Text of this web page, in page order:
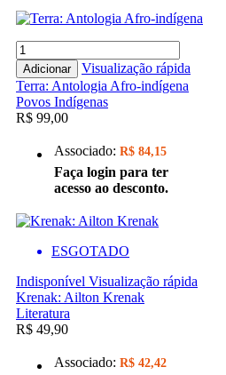
Adicionar
Visualização rápida
Terra: Antologia Afro-indígena
Povos Indígenas
R$ 99,00
Associado: R$ 84,15
Faça login para ter
acesso ao desconto.
ESGOTADO
Indisponível Visualização rápida
Krenak: Ailton Krenak
Literatura
R$ 49,90
Associado: R$ 42,42